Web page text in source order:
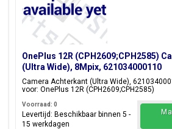
OnePlus 12R (CPH2609;CPH2585)
(Ultra Wide), 8Mpix, 621034000110
Camera Achterkant (Ultra Wide),
voor: OnePlus 12R (CPH2609;CPH2585)
Voorraad: 0
Levertijd: Beschikbaar binnen 5 -
15 werkdagen